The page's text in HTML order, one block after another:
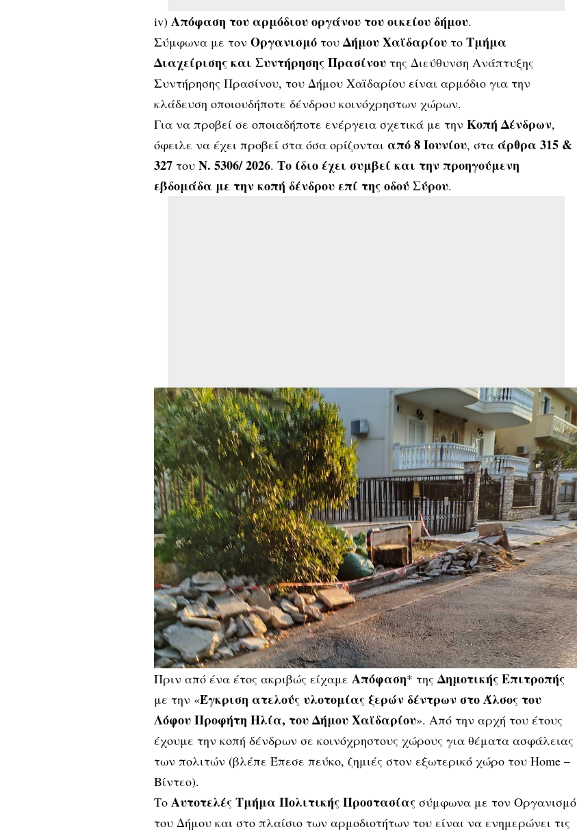
iv) Απόφαση του αρμόδιου οργάνου του οικείου δήμου.
Σύμφωνα με τον ΟργανισμότουΔήμου Χαϊδαρίουτο Τμήμα
Διαχείρισης και Συντήρησης Πρασίνουτης Διεύθυνση Ανάπτυξης
Συντήρησης Πρασίνου, του Δήμου Χαϊδαρίου είναι αρμόδιο για την
κλάδευση οποιουδήποτε δένδρου κοινόχρηστων χώρων.
Για να προβεί σε οποιαδήποτε ενέργεια σχετικά με την Κοπή Δένδρων,
όφειλε να έχει προβεί στα όσα ορίζονται από 8 Ιουνίου, στα άρθρα 315 &
327του Ν. 5306/ 2026. Το ίδιο έχει συμβεί και την προηγούμενη
εβδομάδα με την κοπή δένδρου επί της οδού Σύρου.
Πριν από ένα έτος ακριβώς είχαμε Απόφαση* τηςΔημοτικής Επιτροπής
με την «Έγκριση ατελούς υλοτομίας ξερών δέντρων στο Άλσος του
Λόφου Προφήτη Ηλία, του Δήμου Χαϊδαρίου». Από την αρχή του έτους
έχουμε την κοπή δένδρων σε κοινόχρηστους χώρους για θέματα ασφάλειας
των πολιτών (βλέπε Έπεσε πεύκο, ζημιές στον εξωτερικό χώρο του Home –
Βίντεο).
Το Αυτοτελές Τμήμα Πολιτικής Προστασίας σύμφωνα με τον Οργανισμό
του Δήμου και στο πλαίσιο των αρμοδιοτήτων του είναι να ενημερώνει τις